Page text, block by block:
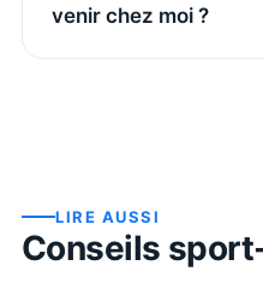
venir chez moi ?
LIRE AUSSI
Conseils